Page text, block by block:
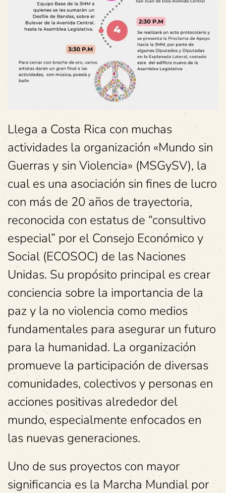
Llega a Costa Rica con muchas
actividades la organización «Mundo sin
Guerras y sin Violencia» (MSGySV), la
cual es una asociación sin fines de lucro
con más de 20 años de trayectoria,
reconocida con estatus de “consultivo
especial” por el Consejo Económico y
Social (ECOSOC) de las Naciones
Unidas. Su propósito principal es crear
conciencia sobre la importancia de la
paz y la no violencia como medios
fundamentales para asegurar un futuro
para la humanidad. La organización
promueve la participación de diversas
comunidades, colectivos y personas en
acciones positivas alrededor del
mundo, especialmente enfocados en
las nuevas generaciones.
Uno de sus proyectos con mayor
significancia es la Marcha Mundial por